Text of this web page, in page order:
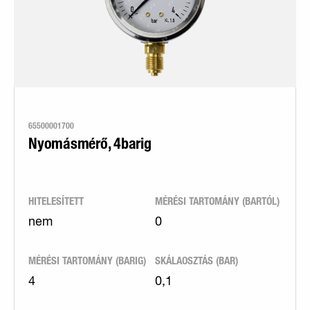
65500001700
Nyomásmérő, 4barig
HITELESÍTETT
nem
MÉRÉSI TARTOMÁNY (BARTÓL)
0
MÉRÉSI TARTOMÁNY (BARIG)
4
SKÁLAOSZTÁS (BAR)
0,1